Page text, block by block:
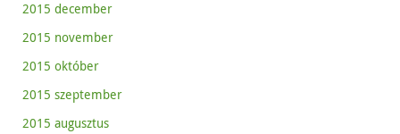
2015 december
2015 november
2015 október
2015 szeptember
2015 augusztus